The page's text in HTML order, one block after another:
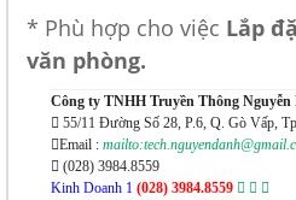
* Phù hợp cho việc Lắp
văn phòng.
Công ty TNHH Truyền Thông Nguyễn
55/11 Đường Số 28, P.6, Q. Gò Vấp,
Email :
(028) 3984.8559
Kinh Doanh 1 (028) 3984.8559